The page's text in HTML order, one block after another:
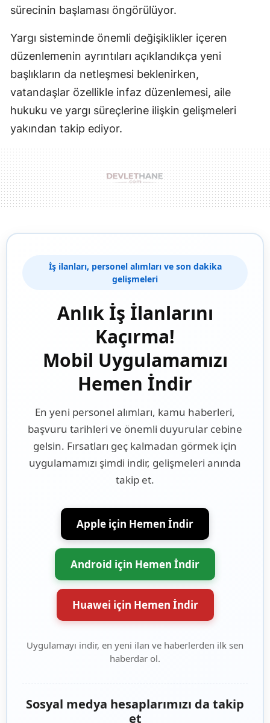
sürecinin başlaması öngörülüyor.
Yargı sisteminde önemli değişiklikler içeren
düzenlemenin ayrıntıları açıklandıkça yeni
başlıkların da netleşmesi beklenirken,
vatandaşlar özellikle infaz düzenlemesi, aile
hukuku ve yargı süreçlerine ilişkin gelişmeleri
yakından takip ediyor.
İş ilanları, personel alımları ve son dakika
gelişmeleri
Anlık İş İlanlarını
Kaçırma!
Mobil Uygulamamızı
Hemen İndir
En yeni personel alımları, kamu haberleri,
başvuru tarihleri ve önemli duyurular cebine
gelsin. Fırsatları geç kalmadan görmek için
uygulamamızı şimdi indir, gelişmeleri anında
takip et.
Apple için Hemen İndir
Android için Hemen İndir
Huawei için Hemen İndir
Uygulamayı indir, en yeni ilan ve haberlerden ilk sen
haberdar ol.
Sosyal medya hesaplarımızı da takip
et